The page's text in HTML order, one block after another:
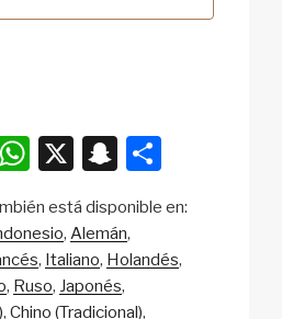
W
at
s
A
X
S
a
p
c
ar
e
está disponible en:
Alemán
Italiano Holandés
Ruso Japonés
Chino (Tradicional)